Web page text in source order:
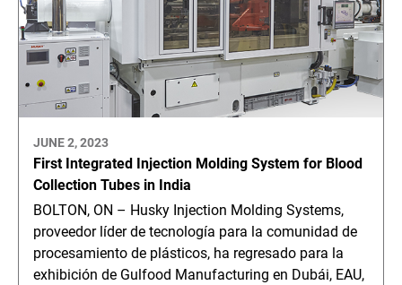
JUNE 2, 2023
First Integrated Injection Molding System for Blood
Collection Tubes in India
BOLTON, ON – Husky Injection Molding Systems,
proveedor líder de tecnología para la comunidad de
procesamiento de plásticos, ha regresado para la
exhibición de Gulfood Manufacturing en Dubái, EAU,